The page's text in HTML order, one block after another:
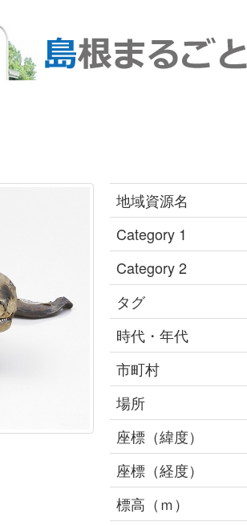
地域資源名
Category 1
Category 2
タグ
時代・年代
市町村
場所
座標（緯度）
座標（経度）
標高（ｍ）